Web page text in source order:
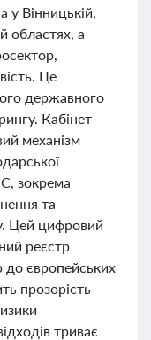
у Вінницькій,
областях, а
Це
державного
Кабінет
механізм
зокрема
та
Цей цифровий
реєстр
європейських
прозорість
триває